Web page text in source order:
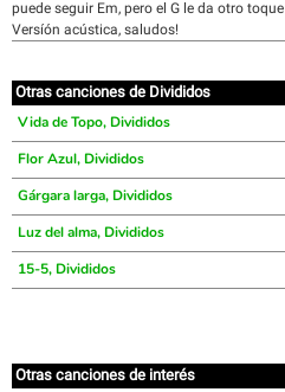
puede seguir Em, pero el G le da otro toque
Versíón acústica, saludos!
Otras canciones de Divididos
Vida de Topo, Divididos
Flor Azul, Divididos
Gárgara larga, Divididos
Luz del alma, Divididos
15-5, Divididos
Otras canciones de interés